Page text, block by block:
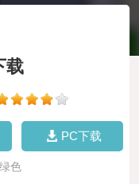
载
PC下载
色